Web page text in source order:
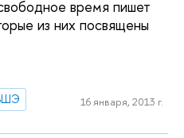
время пишет
из них посвящены
16 января, 2013 г.